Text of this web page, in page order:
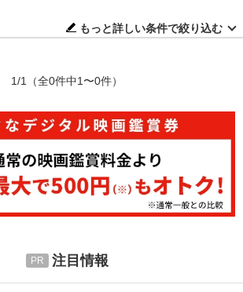
もっと詳しい条件で絞り込む
1/1 （全0件中1〜0件）
注目情報